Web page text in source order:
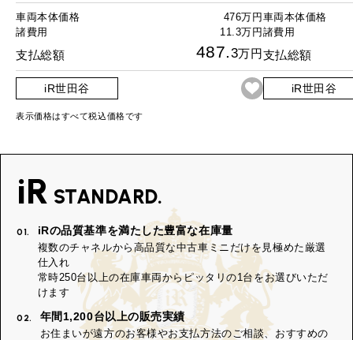
車両本体価格
476万円
諸費用
11.3万円
支払総額 487.3万円
iR世田谷
車両本体価格
諸費用
支払総額
iR世田谷
表示価格はすべて税込価格です
iR STANDARD.
01. iRの品質基準を満たした豊富な在庫量
複数のチャネルから高品質な中古車ミニだけを見極めた厳選
仕入れ
常時250台以上の在庫車両からピッタリの1台をお選びいただ
けます
02. 年間1,200台以上の販売実績
お住まいが遠方のお客様やお支払方法のご相談、おすすめの